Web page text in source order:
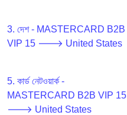
v2
BIN
Generator
from
Banks
3. দেশ - MASTERCARD B2B
VIP 15 🡒 United States
5. কার্ড নেটওয়ার্ক -
MASTERCARD B2B VIP 15
🡒 United States